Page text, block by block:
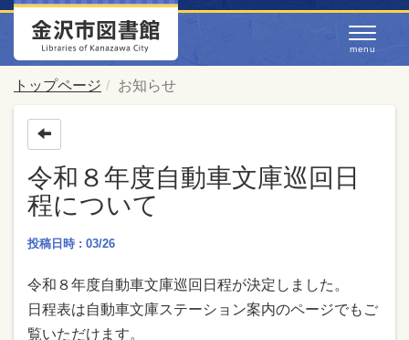
トップページ お知らせ
令和８年度自動車文庫巡回日
程について
投稿日時 : 03/26
令和８年度自動車文庫巡回日程が決定しました。
日程表は自動車文庫ステーション案内のページでもご
覧いただけます。